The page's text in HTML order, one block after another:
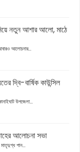
নতুন আশার আলো, মাঠে
আলোচনার...
দ্বি-বার্ষিক কাউন্সিল
উপজেলা...
আলোচনা সভা
পান...